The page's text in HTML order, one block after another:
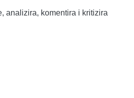
analizira, komentira i kritizira